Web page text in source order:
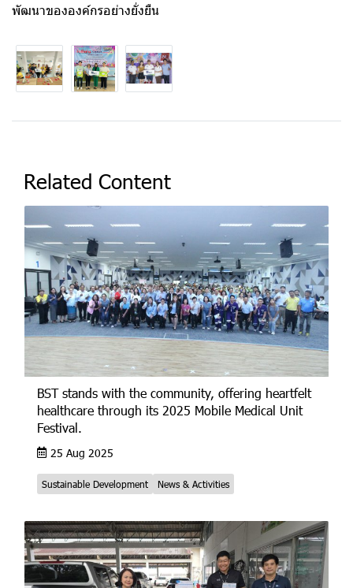
พัฒนาขององค์กรอย่างยั่งยืน
Related Content
BST stands with the community, offering heartfelt
healthcare through its 2025 Mobile Medical Unit
Festival.
25 Aug 2025
Sustainable Development News & Activities